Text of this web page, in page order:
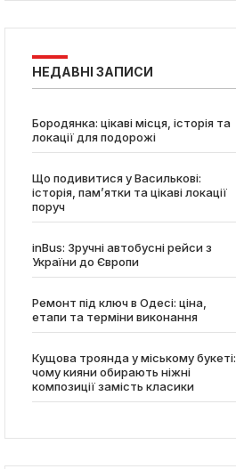
НЕДАВНІ ЗАПИСИ
Бородянка: цікаві місця, історія та
локації для подорожі
Що подивитися у Василькові:
історія, пам’ятки та цікаві локації
поруч
inBus: Зручні автобусні рейси з
України до Європи
Ремонт під ключ в Одесі: ціна,
етапи та терміни виконання
Кущова троянда у міському букеті:
чому кияни обирають ніжні
композиції замість класики